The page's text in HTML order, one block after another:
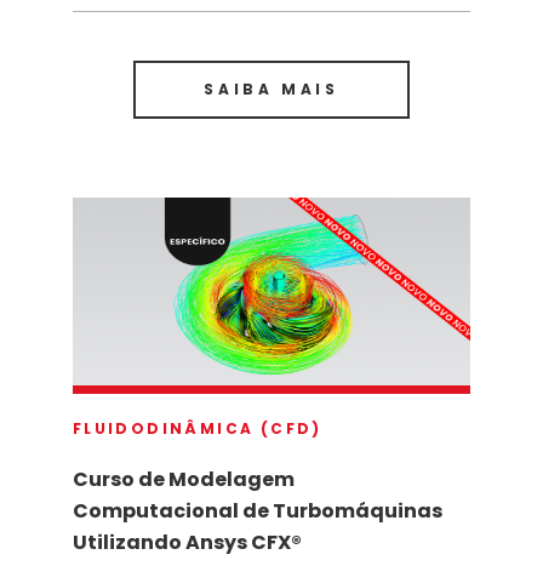
SAIBA MAIS
FLUIDODINÂMICA (CFD)
Curso de Modelagem
Computacional de Turbomáquinas
Utilizando Ansys CFX®